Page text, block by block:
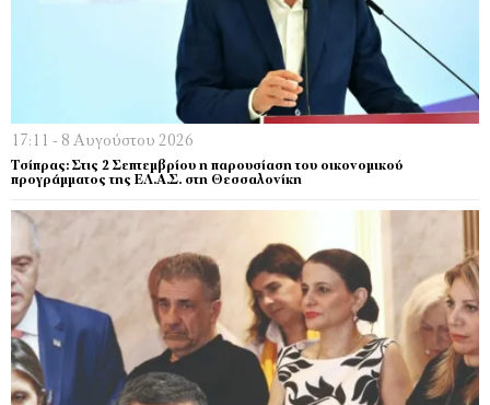
17:11 - 8 Αυγούστου 2026
Τσίπρας: Στις 2 Σεπτεμβρίου η παρουσίαση του οικονομικού
προγράμματος της ΕΛ.Α.Σ. στη Θεσσαλονίκη